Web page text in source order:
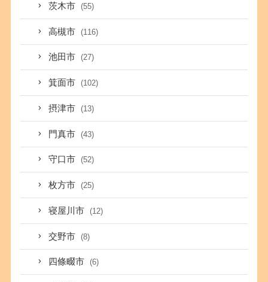
茨木市 (55)
高槻市 (116)
池田市 (27)
箕面市 (102)
摂津市 (13)
門真市 (43)
守口市 (52)
枚方市 (25)
寝屋川市 (12)
交野市 (8)
四條畷市 (6)